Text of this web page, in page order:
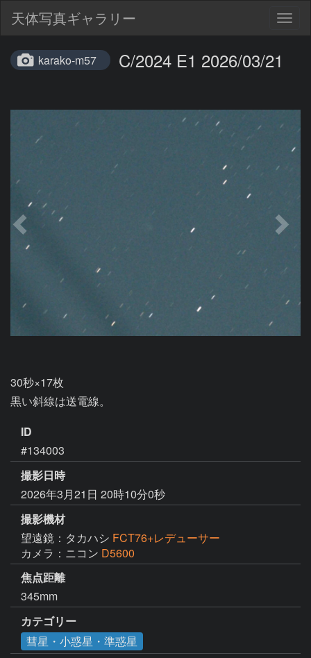
天体写真ギャラリー
karako-m57 C/2024 E1 2026/03/21
30秒×17枚
黒い斜線は送電線。
ID
#134003
撮影日時
2026年3月21日 20時10分0秒
撮影機材
望遠鏡：タカハシ FCT76+レデューサー
カメラ：ニコン D5600
焦点距離
345mm
カテゴリー
彗星・小惑星・準惑星